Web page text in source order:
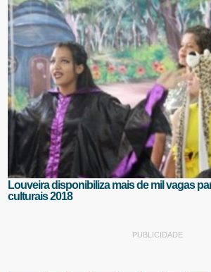
Louveira disponibiliza mais de mil vagas
culturais 2018
PUBLICIDADE